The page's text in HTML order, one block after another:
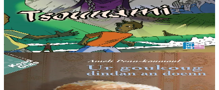
Kala-goañv : Troioù kaer ur vandennad bugale da-geñver
Halloween. Tsounami : Eus Tsounami bras Kerzu 2004 e Azia ar Su
ez eus anv amañ. Peadra da drubuilhañ...
Er stok5,00 €
12 vloaz hag ouzhpenn
TES
Ameli Penn-koumoul 2 - Ur goukoug dindan an